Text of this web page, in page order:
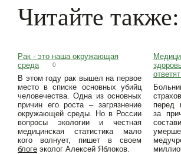
Читайте также:
Рак - это наша окружающая
среда
0
В этом году рак вышел на первое
место в списке основных убийц
человечества. Одна из основных
причин его роста – загрязнение
окружающей среды. Но в России
вопросы экологии и честная
медицинская статистика мало
кого волнует, пишет в своем
блоге эколог Алексей Яблоков.
перед
за